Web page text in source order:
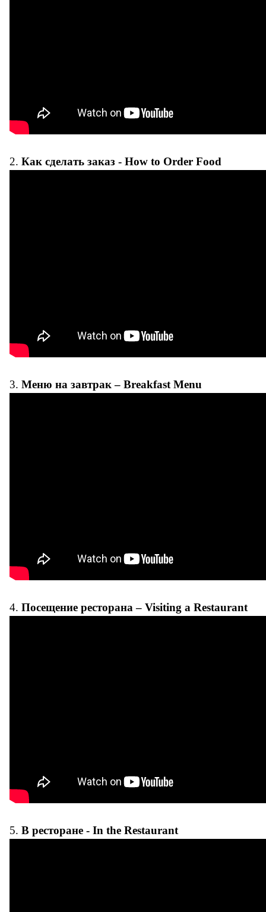
2. Как сделать заказ - How to Order Food
3. Меню на завтрак – Breakfast Menu
4. Посещение ресторана – Visiting a Restaurant
5. В ресторане - In the Restaurant